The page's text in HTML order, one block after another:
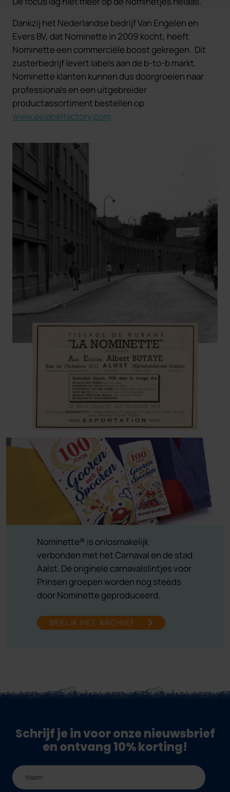
Dankzij het Nederlandse bedrijf Van Engelen en
Evers BV, dat Nominette in 2009 kocht, heeft
Nominette een commerciële boost gekregen. Dit
zusterbedrijf levert labels aan de b-to-b markt.
Nominette klanten kunnen dus doorgroeien naar
professionals en een uitgebreider
productassortiment bestellen op
www.eelabelfactory.com
Nominette® is onlosmakelijk
verbonden met het Carnaval en de stad
Aalst. De originele carnavalslintjes voor
Prinsen groepen worden nog steeds
door Nominette geproduceerd.
BEKIJK HET ARCHIEF
Schrijf je in voor onze nieuwsbrief
en ontvang 10% korting!